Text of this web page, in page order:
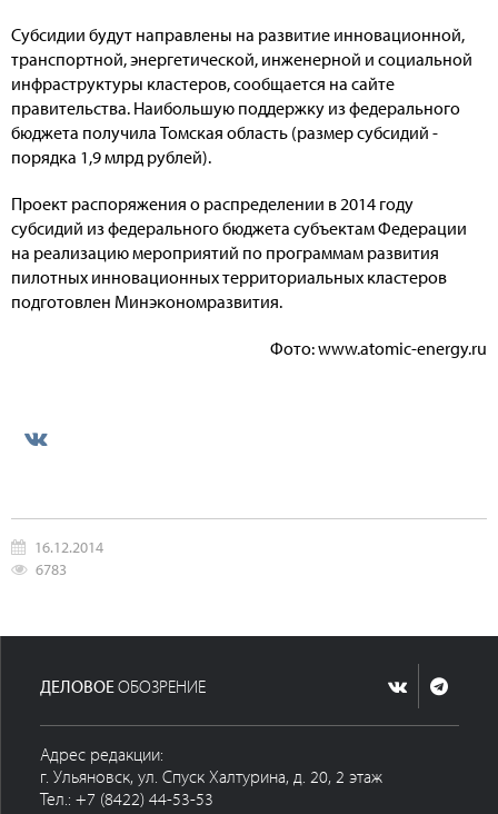
Субсидии будут направлены на развитие инновационной,
транспортной, энергетической, инженерной и социальной
инфраструктуры кластеров, сообщается на сайте
правительства. Наибольшую поддержку из федерального
бюджета получила Томская область (размер субсидий -
порядка 1,9 млрд рублей).
Проект распоряжения о распределении в 2014 году
субсидий из федерального бюджета субъектам Федерации
на реализацию мероприятий по программам развития
пилотных инновационных территориальных кластеров
подготовлен Минэкономразвития.
Фото: www.atomic-energy.ru
16.12.2014
6783
ДЕЛОВОЕ ОБОЗРЕНИЕ
Адрес редакции:
г. Ульяновск, ул. Спуск Халтурина, д. 20, 2 этаж
Тел.: +7 (8422) 44-53-53